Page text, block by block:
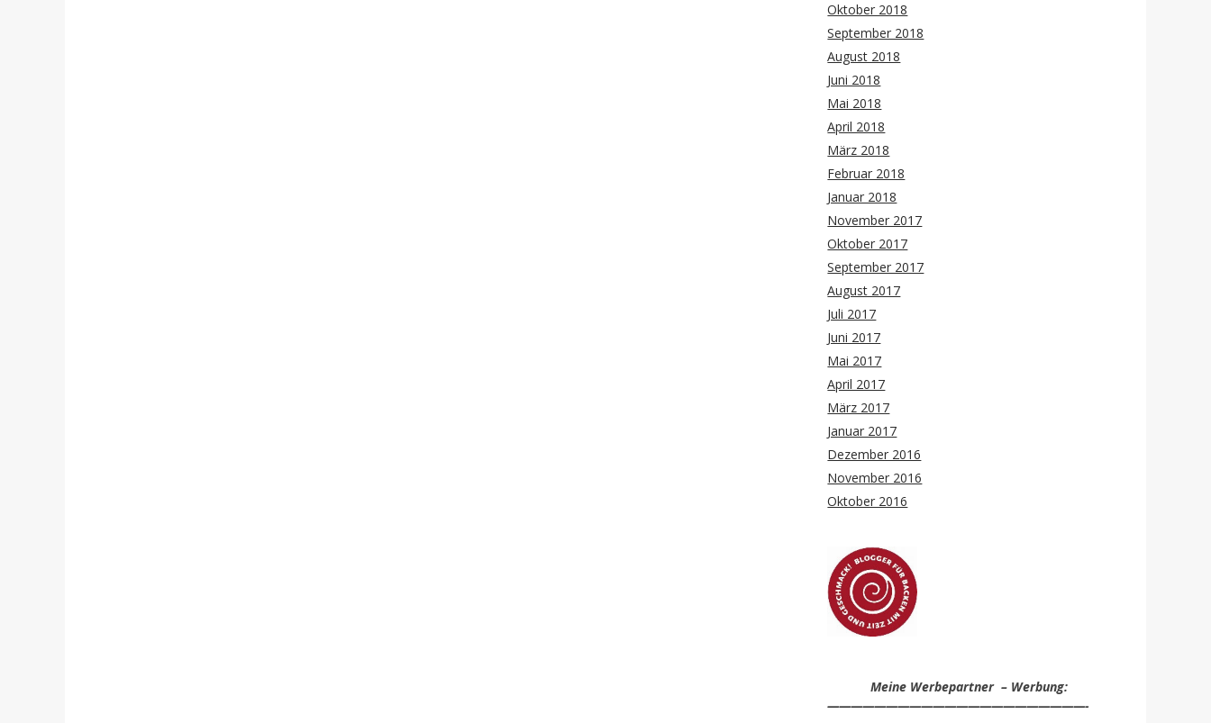
Oktober 2018
September 2018
August 2018
Juni 2018
Mai 2018
April 2018
März 2018
Februar 2018
Januar 2018
November 2017
Oktober 2017
September 2017
August 2017
Juli 2017
Juni 2017
Mai 2017
April 2017
März 2017
Januar 2017
Dezember 2016
November 2016
Oktober 2016
Meine Werbepartner – Werbung:
——————————————————————-